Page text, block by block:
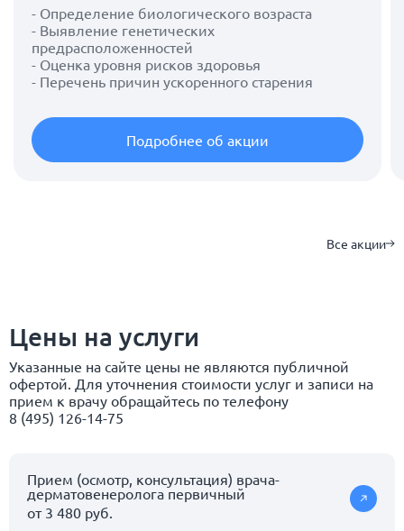
- Определение биологического возраста
- Выявление генетических
предрасположенностей
- Оценка уровня рисков здоровья
- Перечень причин ускоренного старения
Подробнее об акции
Все акции
Цены на услуги
Указанные на сайте цены не являются публичной
офертой. Для уточнения стоимости услуг и записи на
прием к врачу обращайтесь по телефону
8 (495) 126-14-75
Прием (осмотр, консультация) врача-
дерматовенеролога первичный
от 3 480 руб.